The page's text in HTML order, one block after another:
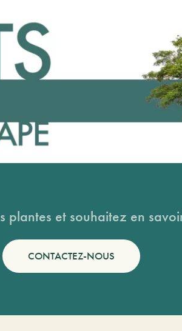
plantes et souhaitez en
CONTACTEZ-NOUS